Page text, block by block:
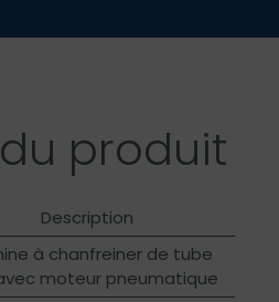
produit
Description
à chanfreiner de tube
moteur pneumatique